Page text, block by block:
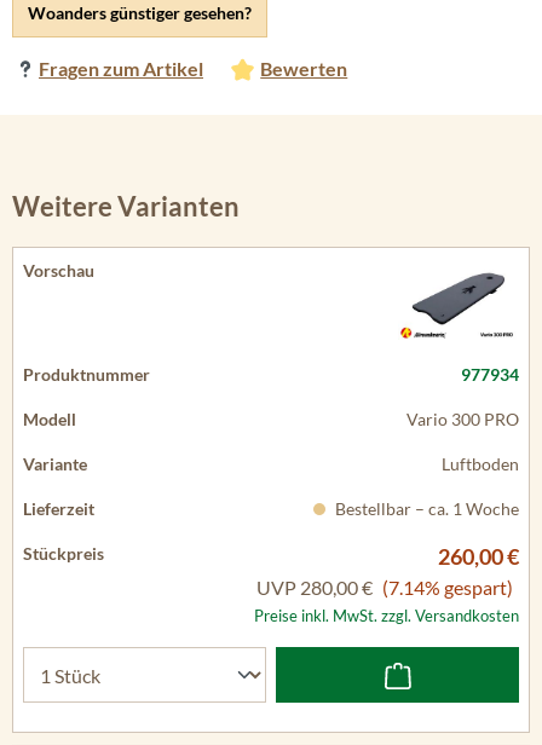
Woanders günstiger gesehen?
Fragen zum Artikel Bewerten
Weitere Varianten
977934
Vario 300 PRO
Luftboden
Bestellbar – ca. 1 Woche
260,00 €
UVP 280,00 € (7.14% gespart)
Preise inkl. MwSt. zzgl. Versandkosten